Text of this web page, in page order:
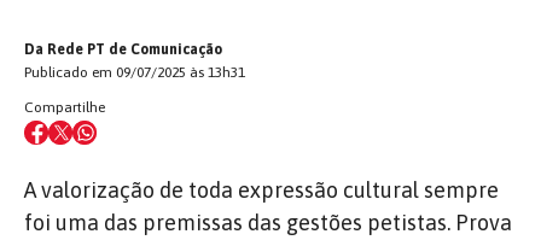
Da Rede PT de Comunicação
Publicado em 09/07/2025 às 13h31
Compartilhe
A valorização de toda expressão cultural sempre
foi uma das premissas das gestões petistas. Prova